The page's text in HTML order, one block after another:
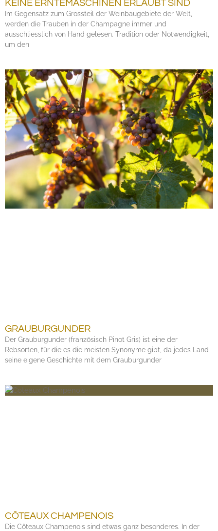
KEINE ERNTEMASCHINEN ERLAUBT SIND
Im Gegensatz zum Grossteil der Weinbaugebiete der Welt,
werden die Trauben in der Champagne immer und
ausschliesslich von Hand gelesen. Tradition oder Notwendigkeit,
um den
GRAUBURGUNDER
Der Grauburgunder (französisch Pinot Gris) ist eine der
Rebsorten, für die es die meisten Synonyme gibt, da jedes Land
seine eigene Geschichte mit dem Grauburgunder
CÔTEAUX CHAMPENOIS
Die Côteaux Champenois sind etwas ganz besonderes. In der